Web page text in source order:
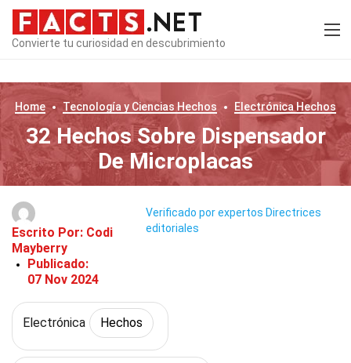
Convierte tu curiosidad en descubrimiento
Home Tecnología y Ciencias Hechos Electrónica Hechos
32 Hechos Sobre Dispensador
De Microplacas
Escrito Por: Codi
Mayberry
Publicado:
07 Nov 2024
Verificado por expertos Directrices
editoriales
Electrónica Hechos